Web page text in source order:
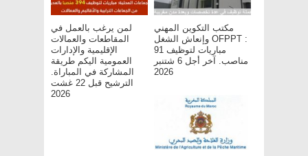
لمن يرغب بالعمل في
المقاطعات والعمالات
الإقليمية والإدارات
العمومية اليكم طريقة
المشاركة في المباراة.
الترشيح قبل 22 غشت
2026
مكتب التكوين المهني
وإنعاش الشغل OFPPT :
مباريات لتوظيف 91
مناصب. آخر أجل 6 شتنبر
2026